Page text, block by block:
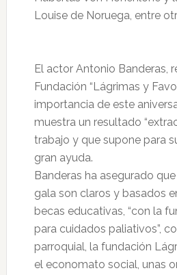
Louise de Noruega, entre
El actor Antonio Banderas,
Fundación “Lágrimas y
importancia de este
muestra un resultado
trabajo y que supone para
gran ayuda.
Banderas ha asegurado
gala son claros y basados
becas educativas, “con la
para cuidados paliativos”,
parroquial, la fundación
el economato social, unas